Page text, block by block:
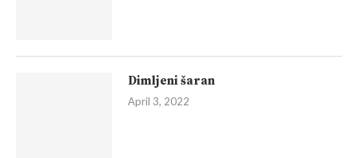
Dimljeni šaran
April 3, 2022